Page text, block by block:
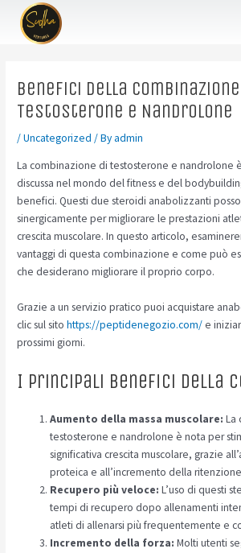
content
Benefici della
Testosterone e Nandrolone
/Uncategorized / Byadmin
La combinazione di testosterone e nandrolone
discussa nel mondo del fitness e del
benefici. Questi due steroidi anabolizzanti
sinergicamente per migliorare le prestazioni
crescita muscolare. In questo articolo,
vantaggi di questa combinazione e come può
che desiderano migliorare il proprio corpo.
Grazie a un servizio pratico puoi acquistare
clic sul sitohttps://peptidenegozio.com/e
prossimi giorni.
I principali benefici della
Aumento della massa muscolare: La
testosterone e nandrolone è nota per
significativa crescita muscolare, grazie
proteica e all’incremento della
Recupero più veloce: L’uso di questi
tempi di recupero dopo allenamenti
atleti di allenarsi più frequentemente e
Incremento della forza: Molti utenti
Post
navigation